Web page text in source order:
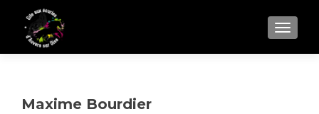
Maxime Bourdier